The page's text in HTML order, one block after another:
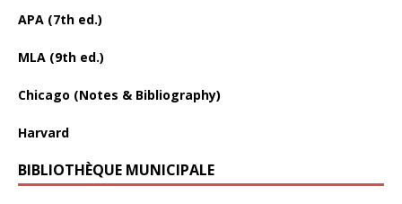
APA (7th ed.)
MLA (9th ed.)
Chicago (Notes & Bibliography)
Harvard
BIBLIOTHÈQUE MUNICIPALE